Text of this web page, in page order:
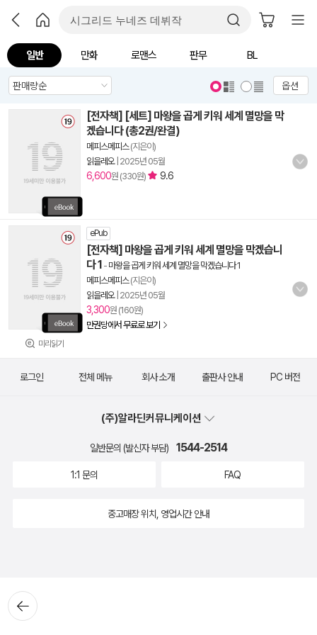
일반 만화 로맨스 판무 BL
옵션
[전자책] [세트] 마왕을 곱게 키워 세계 멸망을 막
겠습니다 (총2권/완결)
메피스메피스(지은이)
읽을레오| 2025년 05월
6,600원 (330원) 9.6
미리읽기
ePub
[전자책] 마왕을 곱게 키워 세계 멸망을 막겠습니
다 1 - 마왕을 곱게 키워 세계 멸망을 막겠습니다 1
메피스메피스(지은이)
읽을레오| 2025년 05월
3,300원 (160원)
만권당에서 무료로 보기
뒤로가
기
로그인 전체 메뉴 회사 소개 출판사 안내 PC 버전
(주)알라딘커뮤니케이션
일반문의 (발신자 부담) 1544-2514
1:1 문의 FAQ
중고매장 위치, 영업시간 안내